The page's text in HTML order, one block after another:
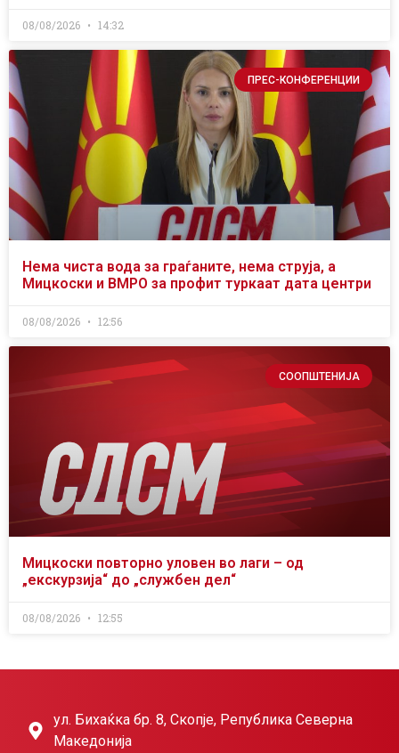
08/08/2026 14:32
ПРЕС-КОНФЕРЕНЦИИ
Нема чиста вода за граѓаните, нема струја, а
Мицкоски и ВМРО за профит туркаат дата центри
08/08/2026 12:56
СООПШТЕНИЈА
Мицкоски повторно уловен во лаги – од
„екскурзија“ до „службен дел“
08/08/2026 12:55
ул. Бихаќка бр. 8, Скопје, Република Северна
Македонија